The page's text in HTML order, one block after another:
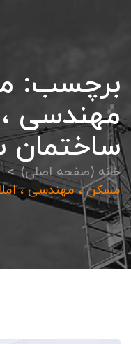
برچسب:
مهندسی ،
ساختمان
خانه (صفحه اصلی)
مسکن ، مهندسی ،